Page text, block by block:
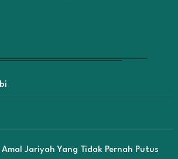
Jariyah Yang Tidak Pernah Putus